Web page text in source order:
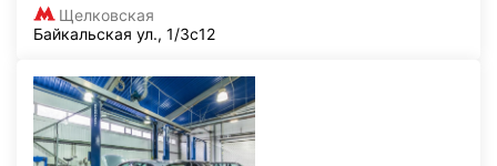
Щелковская
Байкальская ул., 1/3с12